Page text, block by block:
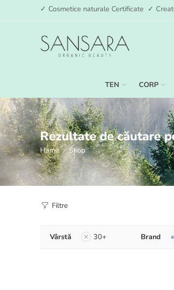
✓ Cosmetice naturale Certificate ✓
TEN CORP
Rezultate de căutare
Home Shop
Filtre
Vârstă 30+ Brand